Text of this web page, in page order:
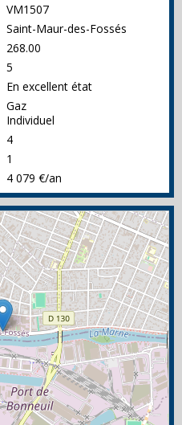
VM1507
Saint-Maur-des-Fossés
268.00
5
En excellent état
Gaz
Individuel
4
1
4 079 €/an